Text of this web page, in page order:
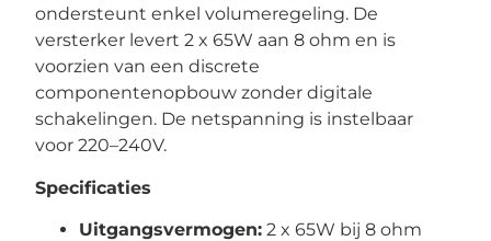
ondersteunt enkel volumeregeling. De
versterker levert 2 x 65W aan 8 ohm en is
voorzien van een discrete
componentenopbouw zonder digitale
schakelingen. De netspanning is instelbaar
voor 220–240V.
Specificaties
Uitgangsvermogen: 2 x 65W bij 8 ohm